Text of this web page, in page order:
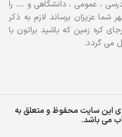
، عمومی ، دانشگاهی و ..... را
عزیزان برساند لازم به ذکر
کره زمین که باشید براتون با
می گردد.
این سایت محفوظ و متعلق به
می باشد.